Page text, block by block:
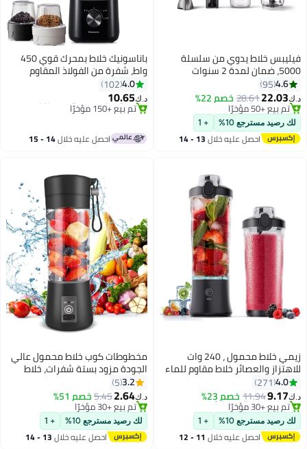
فيليبس خلاط يدوي من سلسلة
5000، ضمان لمدة 2 سنوات
4.6
95
د.ك‏22.03
28.61خصم 22%
#4 في الخلاطات اليدوية
بتخلّص بسرعة
تم بيع +50 مؤخرًا
#4 في الخلاطات اليدوية
لك رصيد مسترجع 10% + 1
احصل عليه خلال 13 - 14
باناسونيك خلاط بمحرك قوي 450
واط، شفرة من الفولاذ المقاوم
للصدأ المنحني لسهولة القطع
والخلط السلس، وعاء بلاستيكي
نبضة
4.0
102
د.ك‏10.65
باقي 1 وحدات في المخزون
تم بيع +150 مؤخرًا
احصل عليه خلال 14 - 15
زيمي خلاط محمول ، 240 وات
للاهتزاز والعصائر خلاط مقاوم للماء
USB قابل لإعادة الشحن مع 20
غطاء السفر. (أسود)
4.0
271
د.ك‏9.17
11.94خصم 23%
#17 في خلاط بحجم شخصي
أقل سعر في 30 يوم
تم بيع +30 مؤخرًا
#17 في خلاط بحجم شخصي
لك رصيد مسترجع 10% + 1
احصل عليه خلال 11 - 12
مخطوطات كوب خلاط محمول عالي
الجودة مزود بستة شفرات، خلاط
صغير محمول للمشروبات المخفوقة
والعصائر، 380 مل، رائع للخلط -
أسود
3.2
5
د.ك‏2.64
5.45خصم 51%
#18 في خلاط بحجم شخصي
بتخلّص بسرعة
تم بيع +30 مؤخرًا
#18 في خلاط بحجم شخصي
لك رصيد مسترجع 10% + 1
احصل عليه خلال 13 - 14